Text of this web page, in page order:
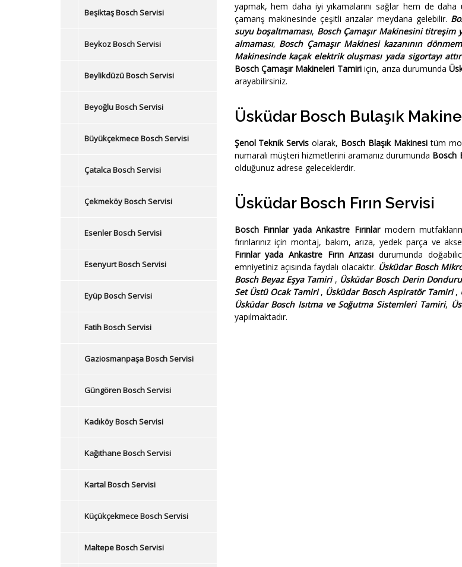
Beşiktaş Bosch Servisi
Beykoz Bosch Servisi
Beylikdüzü Bosch Servisi
Beyoğlu Bosch Servisi
Büyükçekmece Bosch Servisi
Çatalca Bosch Servisi
Çekmeköy Bosch Servisi
Esenler Bosch Servisi
Esenyurt Bosch Servisi
Eyüp Bosch Servisi
Fatih Bosch Servisi
Gaziosmanpaşa Bosch Servisi
Güngören Bosch Servisi
Kadıköy Bosch Servisi
Kağıthane Bosch Servisi
Kartal Bosch Servisi
Küçükçekmece Bosch Servisi
Maltepe Bosch Servisi
yapmak, hem daha iyi yıkamalarını sağlar hem de
çamarış makinesinde çeşitli arızalar meydana gelebilir.
suyu boşaltmaması, Bosch Çamaşır Makinesini titreşim
almaması, Bosch Çamaşır Makinesi kazanının
Makinesinde kaçak elektrik oluşması yada sigortayı
Bosch Çamaşır Makineleri Tamiriiçin, arıza durumunda
arayabilirsiniz.
Üsküdar Bosch Bulaşık
Şenol Teknik Servis olarak, Bosch Blaşık Makinesi tüm
numaralı müşteri hizmetlerini aramanız durumunda Bosch
olduğunuz adrese geleceklerdir.
Üsküdar Bosch Fırın Servisi
Bosch Fırınlar yada Ankastre Fırınlarmodern mutfakların
fırınlarınız için montaj, bakım, arıza, yedek parça ve
Fırınlar yada Ankastre Fırın Arızası durumunda
emniyetiniz açısında faydalı olacaktır. Üsküdar Bosch
Bosch Beyaz Eşya Tamiri , Üsküdar Bosch Derin
Set Üstü Ocak Tamiri, Üsküdar Bosch Aspiratör Tamiri,
Üsküdar Bosch Isıtma ve Soğutma Sistemleri Tamiri,
yapılmaktadır.